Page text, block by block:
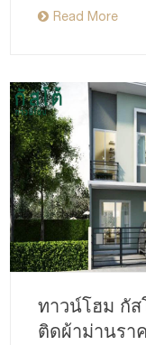
Read More
ทาวน์โฮม กัส
ติดผ้าม่านรา